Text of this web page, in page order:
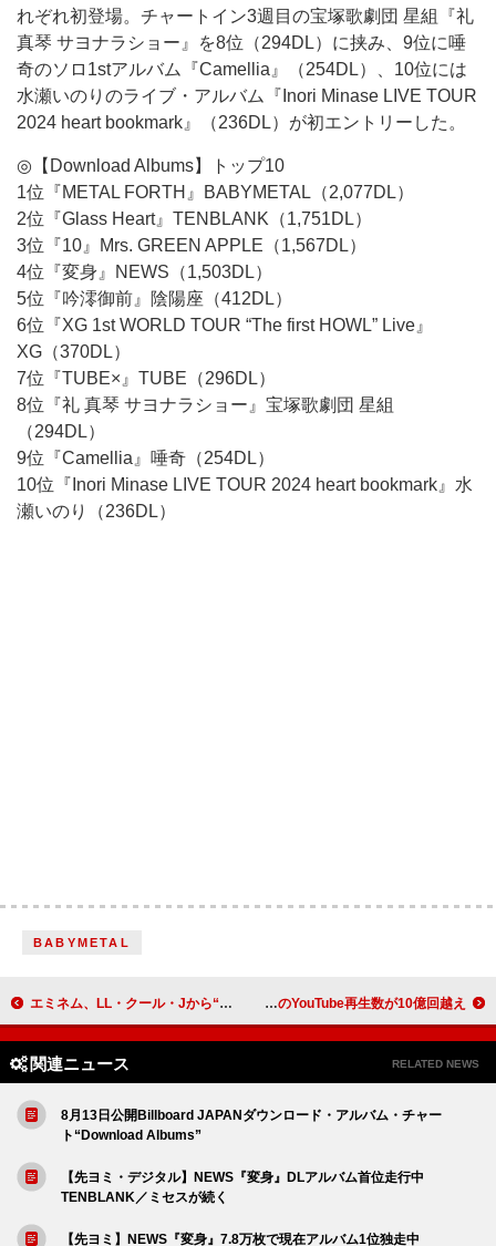
れぞれ初登場。チャートイン3週目の宝塚歌劇団 星組『礼
真琴 サヨナラショー』を8位（294DL）に挟み、9位に唾
奇のソロ1stアルバム『Camellia』（254DL）、10位には
水瀬いのりのライブ・アルバム『Inori Minase LIVE TOUR
2024 heart bookmark』（236DL）が初エントリーした。
◎【Download Albums】トップ10
1位『METAL FORTH』BABYMETAL（2,077DL）
2位『Glass Heart』TENBLANK（1,751DL）
3位『10』Mrs. GREEN APPLE（1,567DL）
4位『変身』NEWS（1,503DL）
5位『吟澪御前』陰陽座（412DL）
6位『XG 1st WORLD TOUR “The first HOWL” Live』
XG（370DL）
7位『TUBE×』TUBE（296DL）
8位『礼 真琴 サヨナラショー』宝塚歌劇団 星組
（294DL）
9位『Camellia』唾奇（254DL）
10位『Inori Minase LIVE TOUR 2024 heart bookmark』水
瀬いのり（236DL）
BABYMETAL
エミネム、LL・クール・Jから“シルバー”と韻を踏む言葉はないと挑発され見事に応戦 マイリー・サイラス、「We Can’t Stop」MVのYouTube再生数が10億回越え
関連ニュース RELATED NEWS
8月13日公開Billboard JAPANダウンロード・アルバム・チャー
ト“Download Albums”
【先ヨミ・デジタル】NEWS『変身』DLアルバム首位走行中
TENBLANK／ミセスが続く
【先ヨミ】NEWS『変身』7.8万枚で現在アルバム1位独走中